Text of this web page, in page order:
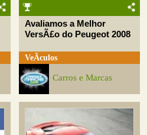
Avaliamos a Melhor
VersÃ£o do Peugeot 2008
VeÃ­culos
Carros e Marcas